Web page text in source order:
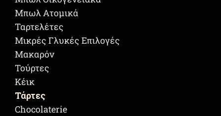
Μπωλ Ατομικά
Ταρτελέτες
Μικρές Γλυκές Επιλογές
Μακαρόν
Τούρτες
Κέικ
Τάρτες
Chocolaterie